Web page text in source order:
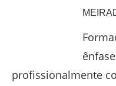
profissionalmente